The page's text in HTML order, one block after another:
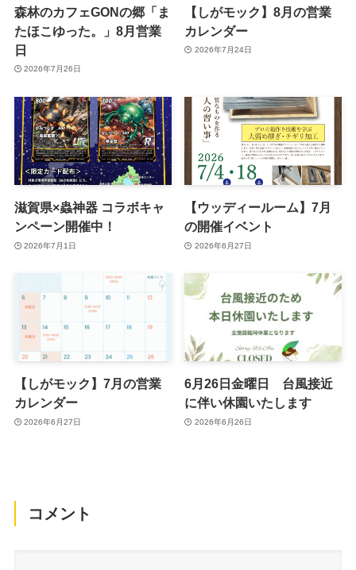
森林のカフェGONの郷「ま
たほこゆった。」8月営業
日
2026年7月26日
【しがモック】8月の営業
カレンダー
2026年7月24日
滋賀県×蟲神器 コラボキャ
ンペーン開催中！
2026年7月1日
【ウッディールーム】7月
の開催イベント
2026年6月27日
【しがモック】7月の営業
カレンダー
2026年6月27日
6月26日金曜日 台風接近
に伴い休園いたします
2026年6月26日
コメント